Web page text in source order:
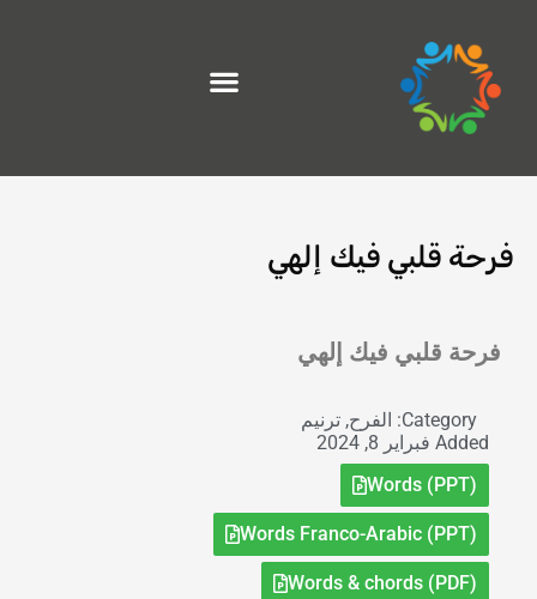
المحتوى
فرحة قلبي فيك إلهي
فرحة قلبي فيك إلهي
Category: الفرح, ترنيم
Added فبراير 8, 2024
Words (PPT)
Words Franco-Arabic (PPT)
Words & chords (PDF)